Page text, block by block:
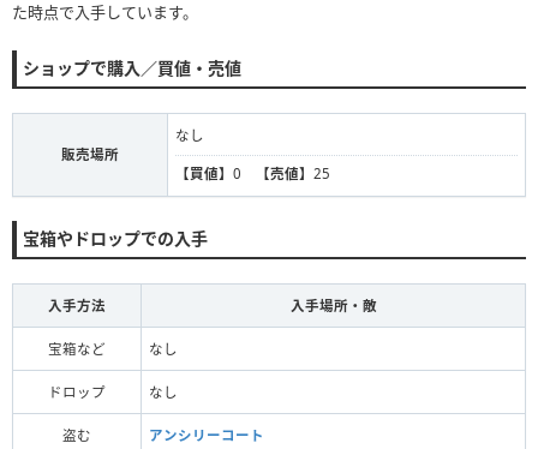
た時点で入手しています。
ショップで購入／買値・売値
販売場所
なし
【買値】 0 【売値】 25
宝箱やドロップでの入手
入手方法 入手場所・敵
宝箱など なし
ドロップ なし
盗む アンシリーコート